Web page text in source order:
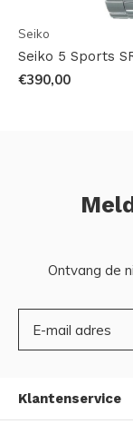
Seiko
Seiko 5 Sports
€390,00
Ontvang de
Klantenservice